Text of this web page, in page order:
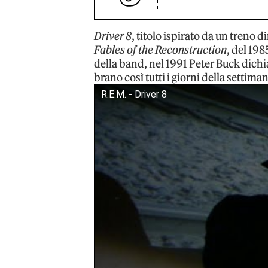
Driver 8, titolo ispirato da un treno
Fables of the Reconstruction, del
della band, nel 1991 Peter Buck
brano così tutti i giorni della
R.E.M. - Driver 8